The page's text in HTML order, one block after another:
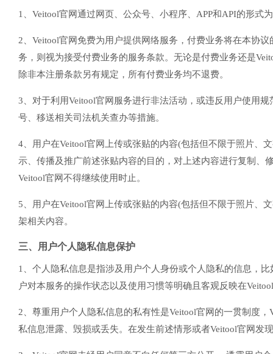
1、Veitool官网通过网页、公众号、小程序、APP和API的形式
2、Veitool官网免费为用户提供网络服务，付费业务将在本协
务，则视为接受付费业务的服务条款。无论是付费业务还是
除非本注册条款另有规定，所有付费业务均不退费。
3、对于利用Veitool官网服务进行非法活动，或违反用户使用
号、移送相关司法机关查办等措施。
4、用户在Veitool官网上传或张贴的内容(包括但不限于照片、
示、传播及推广前述张贴内容的目的，对上述内容进行复制、
Veitool官网不得继续使用时止。
5、用户在Veitool官网上传或张贴的内容(包括但不限于照片、
架相关内容。
三、用户个人隐私信息保护
1、个人隐私信息是指涉及用户个人身份或个人隐私的信息，
户对本服务的操作状态以及使用习惯等明确且客观反映在
2、尊重用户个人隐私信息的私有性是Veitool官网的一贯制度
私信息泄露、毁损或丢失。在发生前述情形或者Veitool官网发